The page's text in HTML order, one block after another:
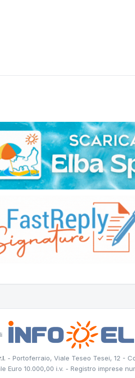
- Portoferraio, Viale Teseo Tesei, 12 -
Euro 10.000,00 i.v. - Registro imprese